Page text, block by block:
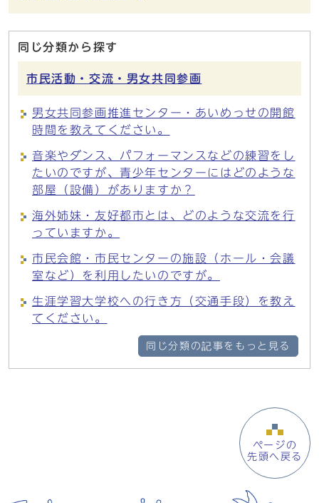
同じ分類から探す
市民活動・交流・男女共同参画
男女共同参画推進センター・あいめっせの開館
時間を教えてください。
音楽やダンス、パフォーマンスなどの練習をし
たいのですが、青少年センターにはどのような
部屋（設備）がありますか？
海外姉妹・友好都市とは、どのような交流を行
っていますか。
市民会館・市民センターの施設（ホール・会議
室など）を利用したいのですが。
生涯学習大学校への行き方（交通手段）を教え
てください。
同じ分類の記事をもっと見る
ページの
先頭へ戻る